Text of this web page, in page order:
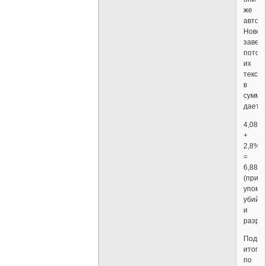
же
их
текст
в
сумме
дает:
4,08%
+
2,8%
=
6,88%
и
итог
по